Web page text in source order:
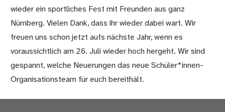
wieder ein sportliches Fest mit Freunden aus ganz
Nürnberg. Vielen Dank, dass ihr wieder dabei wart. Wir
freuen uns schon jetzt aufs nächste Jahr, wenn es
voraussichtlich am 26. Juli wieder hoch hergeht. Wir sind
gespannt, welche Neuerungen das neue Schüler*innen-
Organisationsteam für euch bereithält.